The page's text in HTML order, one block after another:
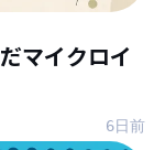
マイクロイ
6日前